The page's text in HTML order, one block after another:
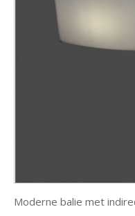
Moderne balie met